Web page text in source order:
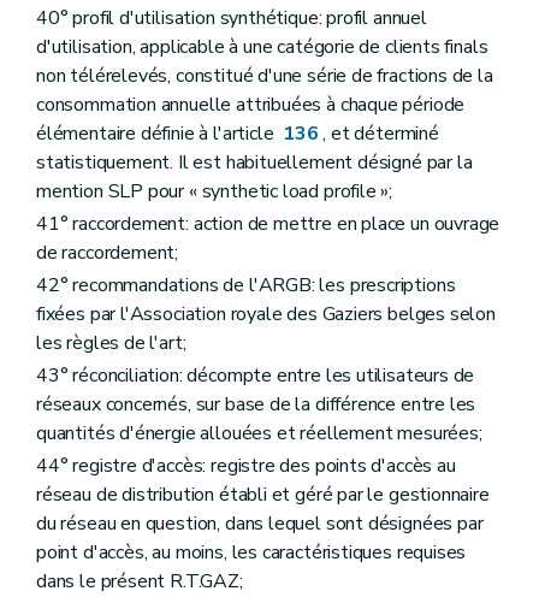
40° profil d'utilisation synthétique: profil annuel
d'utilisation, applicable à une catégorie de clients finals
non télérelevés, constitué d'une série de fractions de la
consommation annuelle attribuées à chaque période
élémentaire définie à l'article 136, et déterminé
statistiquement. Il est habituellement désigné par la
mention SLP pour « synthetic load profile »;
41° raccordement: action de mettre en place un ouvrage
de raccordement;
42° recommandations de l'ARGB: les prescriptions
fixées par l'Association royale des Gaziers belges selon
les règles de l'art;
43° réconciliation: décompte entre les utilisateurs de
réseaux concernés, sur base de la différence entre les
quantités d'énergie allouées et réellement mesurées;
44° registre d'accès: registre des points d'accès au
réseau de distribution établi et géré par le gestionnaire
du réseau en question, dans lequel sont désignées par
point d'accès, au moins, les caractéristiques requises
dans le présent R.T.GAZ;